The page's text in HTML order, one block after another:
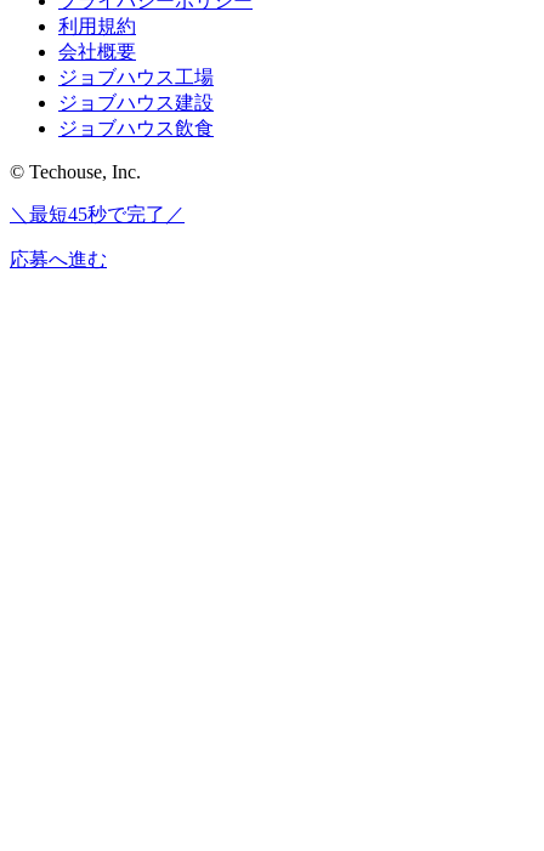
利用規約
会社概要
ジョブハウス工場
ジョブハウス建設
ジョブハウス飲食
© Techouse, Inc.
＼最短45秒で完了／
応募へ進む